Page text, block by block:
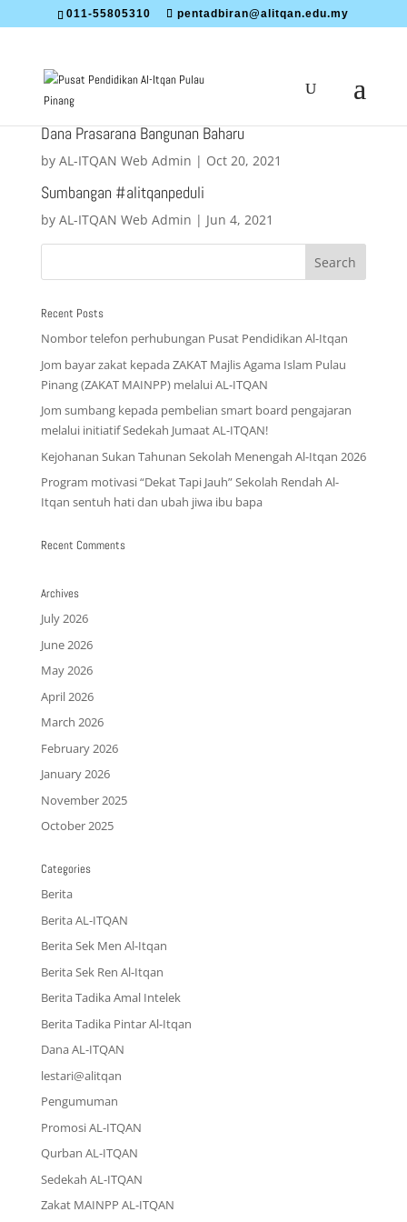
011-55805310 pentadbiran@alitqan.edu.my
Dana Prasarana Bangunan Baharu
by AL-ITQAN Web Admin | Oct 20, 2021
Sumbangan #alitqanpeduli
by AL-ITQAN Web Admin | Jun 4, 2021
Recent Posts
Nombor telefon perhubungan Pusat Pendidikan Al-Itqan
Jom bayar zakat kepada ZAKAT Majlis Agama Islam Pulau
Pinang (ZAKAT MAINPP) melalui AL-ITQAN
Jom sumbang kepada pembelian smart board pengajaran
melalui initiatif Sedekah Jumaat AL-ITQAN!
Kejohanan Sukan Tahunan Sekolah Menengah Al-Itqan 2026
Program motivasi “Dekat Tapi Jauh” Sekolah Rendah Al-
Itqan sentuh hati dan ubah jiwa ibu bapa
Recent Comments
Archives
July 2026
June 2026
May 2026
April 2026
March 2026
February 2026
January 2026
November 2025
October 2025
Categories
Berita
Berita AL-ITQAN
Berita Sek Men Al-Itqan
Berita Sek Ren Al-Itqan
Berita Tadika Amal Intelek
Berita Tadika Pintar Al-Itqan
Dana AL-ITQAN
lestari@alitqan
Pengumuman
Promosi AL-ITQAN
Qurban AL-ITQAN
Sedekah AL-ITQAN
Zakat MAINPP AL-ITQAN